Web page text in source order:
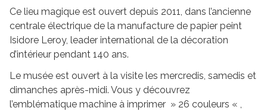
Ce lieu magique est ouvert depuis 2011, dans l’ancienne
centrale électrique de la manufacture de papier peint
Isidore Leroy, leader international de la décoration
d’intérieur pendant 140 ans.
Le musée est ouvert à la visite les mercredis, samedis et
dimanches après-midi. Vous y découvrez
l’emblématique machine à imprimer » 26 couleurs « ,